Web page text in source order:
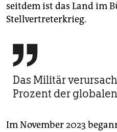
seitdem ist das Land im
Stellvertreterkrieg.

Das Militär
Prozent der
Im November 2023